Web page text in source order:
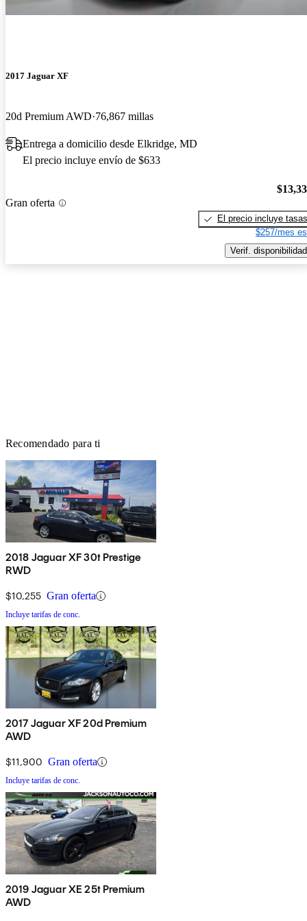
2017 Jaguar XF
20d Premium AWD 76,867 millas
Entrega a domicilio desde Elkridge, MD
El precio incluye envío de $633
Gran oferta
El precio incluye tasas
$257/mes
Verif. disponibilidad
Recomendado para ti
2018 Jaguar XF 30t Prestige
RWD
$10,255 Gran oferta
Incluye tarifas de conc.
2017 Jaguar XF 20d Premium
AWD
$11,900 Gran oferta
Incluye tarifas de conc.
2019 Jaguar XE 25t Premium
AWD